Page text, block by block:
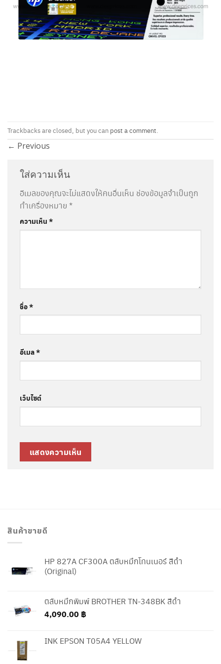
Trackbacks are closed, but you can post a comment
← Previous
ใส่ความเห็น
อีเมลของคุณจะไม่แสดงให้คนอื่นเห็น ช่องข้อมูลจำเป็นถูก
ทำเครื่องหมาย *
ความเห็น*
ชื่อ*
อีเมล*
เว็บไซต์
สินค้าขายดี
HP 827A CF300A ตลับหมึกโทนเนอร์ สีดำ
(Original)
ตลับหมึกพิมพ์ BROTHER TN-348BK สีดำ
4,090.00 ฿
INK EPSON T05A4 YELLOW